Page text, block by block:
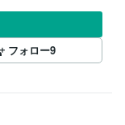
フォロー9